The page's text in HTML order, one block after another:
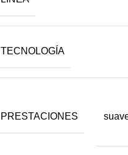
TECNOLOGÍA
PRESTACIONES